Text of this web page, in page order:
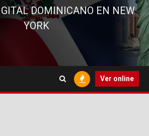
DOMINICANO EN NEW
YORK
Ver online